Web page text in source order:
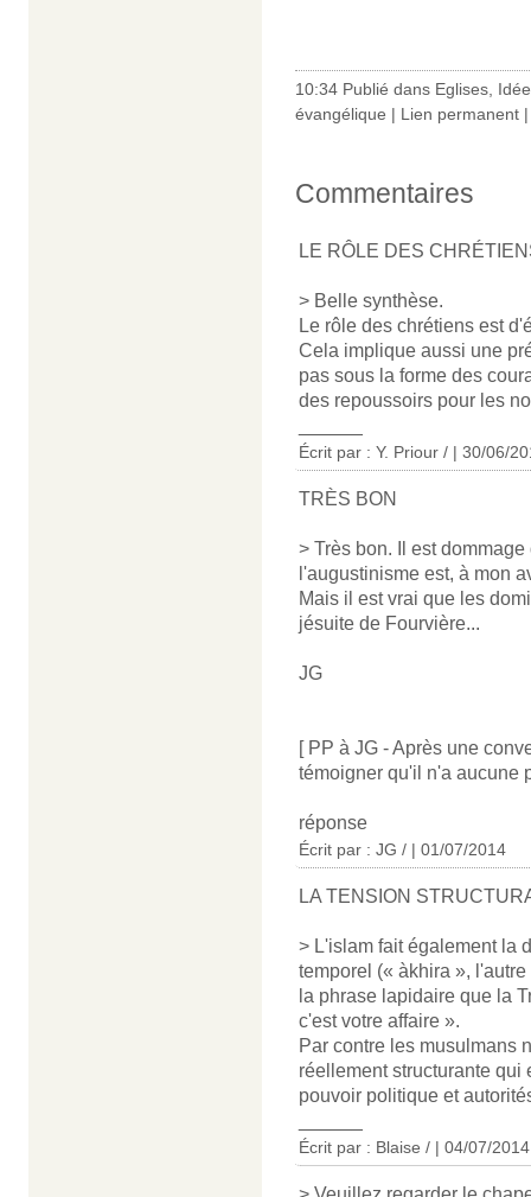
10:34 Publié dans Eglises
évangélique | Lien permanent
Commentaires
LE RÔLE DES
> Belle synthèse.
Le rôle des chrétiens est
Cela implique aussi une
pas sous la forme des
des repoussoirs pour les
Écrit par : Y. Priour / | 30/06/
TRÈS BON
> Très bon. Il est
l'augustinisme est, à mon
Mais il est vrai que les
jésuite de Fourvière...
JG
[ PP à JG - Après une
témoigner qu'il n'a aucune
réponse
Écrit par : JG / | 01/07/2014
LA TENSION
> L'islam fait également la
temporel (« àkhira »,
la phrase lapidaire que la
c'est votre affaire ».
Par contre les musulmans
réellement structurante qui
pouvoir politique et
Écrit par : Blaise / | 04/07/2014